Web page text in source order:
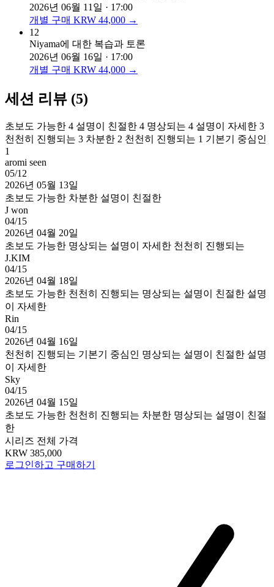
2026년 06월 11일 · 17:00
개별 구매 KRW 44,000 →
12
Niyama에 대한 복습과 토론
2026년 06월 16일 · 17:00
개별 구매 KRW 44,000 →
세션 리뷰 (5)
초보도 가능한 4 설명이 친절한 4 명상되는 4 설명이 자세한 3
천천히 진행되는 3 차분한 2 천천히 진행되는 1 기본기 중심인
1
aromi seen
05/12
2026년 05월 13일
초보도 가능한 차분한 설명이 친절한
J won
04/15
2026년 04월 20일
초보도 가능한 명상되는 설명이 자세한 천천히 진행되는
J.KIM
04/15
2026년 04월 18일
초보도 가능한 천천히 진행되는 명상되는 설명이 친절한 설명
이 자세한
Rin
04/15
2026년 04월 16일
천천히 진행되는 기본기 중심인 명상되는 설명이 친절한 설명
이 자세한
Sky
04/15
2026년 04월 15일
초보도 가능한 천천히 진행되는 차분한 명상되는 설명이 친절
한
시리즈 전체 가격
KRW 385,000
로그인하고 구매하기